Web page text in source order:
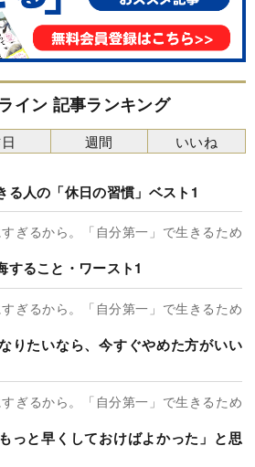
イン 記事ランキング
る人の「休日の習慣」ベスト1
ぎるから。「自分第一」で生きるため
すること・ワースト1
ぎるから。「自分第一」で生きるため
りたいなら、今すぐやめた方がいい
ぎるから。「自分第一」で生きるため
っと早くしておけばよかった」と思
週間 いいね